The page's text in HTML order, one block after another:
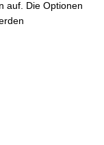
auf. Die Optionen